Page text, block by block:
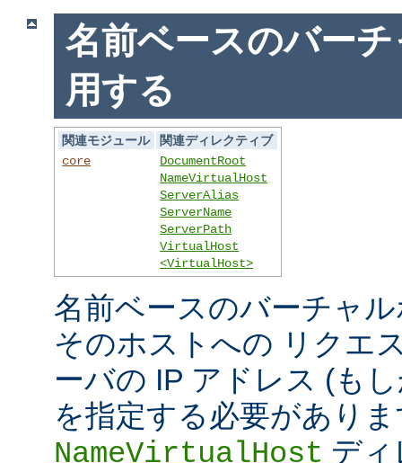
名前ベースのバー
用する
関連モジュール
関連ディレクティブ
core
DocumentRoot
NameVirtualHost
ServerAlias
ServerName
ServerPath
VirtualHost
<VirtualHost>
名前ベースのバーチャ
そのホストへの リクエ
ーバの IP アドレス (も
を指定する必要があり
NameVirtualHost デ